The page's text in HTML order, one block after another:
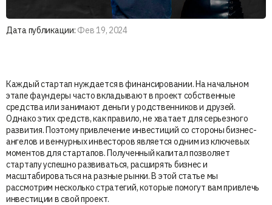
Дата публикации: Фев 19, 2024
Каждый стартап нуждается в финансировании. На начальном
этапе фаундеры часто вкладывают в проект собственные
средства или занимают деньги у родственников и друзей.
Однако этих средств, как правило, не хватает для серьезного
развития. Поэтому привлечение инвестиций со стороны бизнес-
ангелов и венчурных инвесторов является одним из ключевых
моментов для стартапов. Полученный капитал позволяет
стартапу успешно развиваться, расширять бизнес и
масштабироваться на разные рынки. В этой статье мы
рассмотрим несколько стратегий, которые помогут вам привлечь
инвестиции в свой проект.